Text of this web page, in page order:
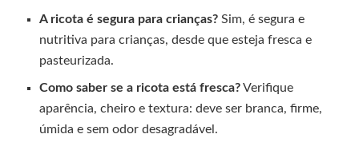
A ricota é segura para crianças? Sim, é segura e
nutritiva para crianças, desde que esteja fresca e
pasteurizada.
Como saber se a ricota está fresca?Verifique
aparência, cheiro e textura: deve ser branca, firme,
úmida e sem odor desagradável.